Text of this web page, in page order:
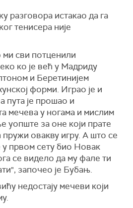
разговора истакао да га
тенисера није
сви потценили
ко је већ у Мадриду
и Беретинијем
форми. Играо је и
пута је прошао и
мечева у ногама и мислим
уопште за оне који прате
овакву игру. А што се
у првом сету био Новак
се видело да му фале ти
започео је Бубањ.
недостају мечеви који